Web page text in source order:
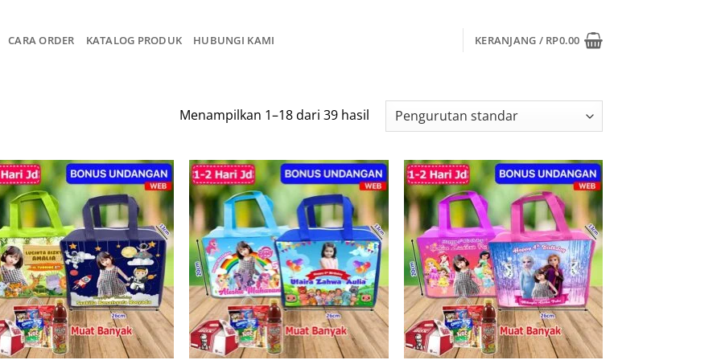
CARA ORDER KATALOG PRODUK HUBUNGI KAMI KERANJANG / RP0.00
Menampilkan 1–18 dari 39 hasil